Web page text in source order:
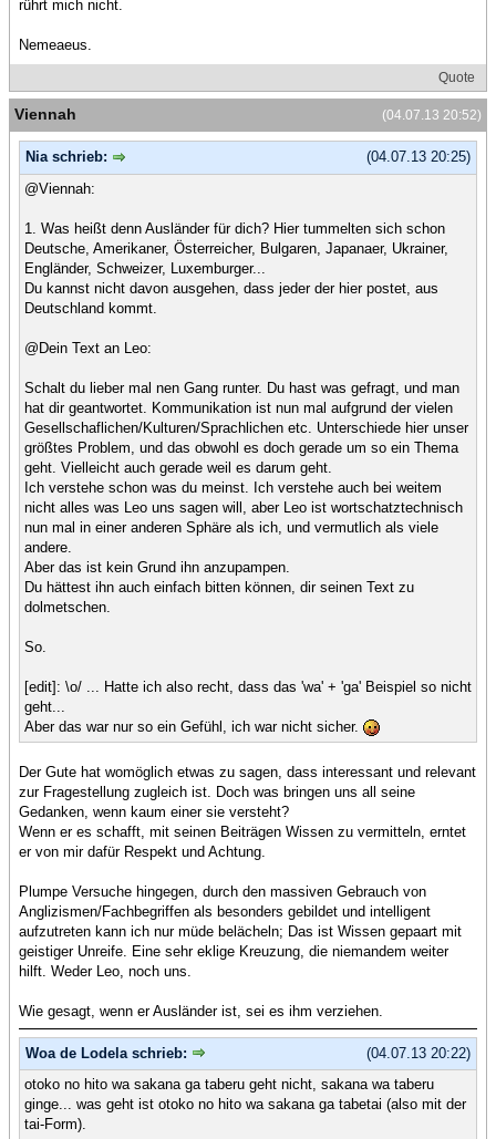
rührt mich nicht.
Nemeaeus.
Quote
(04.07.13 20:52)
Viennah
(04.07.13 20:25)
Nia schrieb:
@Viennah:
1. Was heißt denn Ausländer für dich? Hier tummelten sich schon
Deutsche, Amerikaner, Österreicher, Bulgaren, Japanaer, Ukrainer,
Engländer, Schweizer, Luxemburger...
Du kannst nicht davon ausgehen, dass jeder der hier postet, aus
Deutschland kommt.
@Dein Text an Leo:
Schalt du lieber mal nen Gang runter. Du hast was gefragt, und man
hat dir geantwortet. Kommunikation ist nun mal aufgrund der vielen
Gesellschaflichen/Kulturen/Sprachlichen etc. Unterschiede hier unser
größtes Problem, und das obwohl es doch gerade um so ein Thema
geht. Vielleicht auch gerade weil es darum geht.
Ich verstehe schon was du meinst. Ich verstehe auch bei weitem
nicht alles was Leo uns sagen will, aber Leo ist wortschatztechnisch
nun mal in einer anderen Sphäre als ich, und vermutlich als viele
andere.
Aber das ist kein Grund ihn anzupampen.
Du hättest ihn auch einfach bitten können, dir seinen Text zu
dolmetschen.
So.
[edit]: \o/ ... Hatte ich also recht, dass das 'wa' + 'ga' Beispiel so nicht
geht...
Aber das war nur so ein Gefühl, ich war nicht sicher.
Der Gute hat womöglich etwas zu sagen, dass interessant und relevant
zur Fragestellung zugleich ist. Doch was bringen uns all seine
Gedanken, wenn kaum einer sie versteht?
Wenn er es schafft, mit seinen Beiträgen Wissen zu vermitteln, erntet
er von mir dafür Respekt und Achtung.
Plumpe Versuche hingegen, durch den massiven Gebrauch von
Anglizismen/Fachbegriffen als besonders gebildet und intelligent
aufzutreten kann ich nur müde belächeln; Das ist Wissen gepaart mit
geistiger Unreife. Eine sehr eklige Kreuzung, die niemandem weiter
hilft. Weder Leo, noch uns.
Wie gesagt, wenn er Ausländer ist, sei es ihm verziehen.
(04.07.13 20:22)
Woa de Lodela schrieb:
otoko no hito wa sakana ga taberu geht nicht, sakana wa taberu
ginge... was geht ist otoko no hito wa sakana ga tabetai (also mit der
tai-Form).